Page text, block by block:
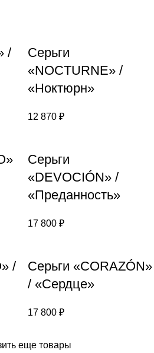
/
Серьги
«NOCTURNE» /
«Ноктюрн»
12 870 ₽
Серьги
«DEVOCIÓN» /
«Преданность»
17 800 ₽
/
Серьги «CORAZÓN»
/ «Сердце»
17 800 ₽
еще товары